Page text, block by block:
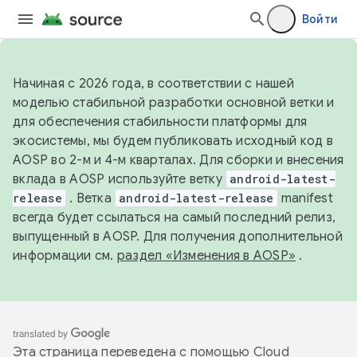
Войти
Начиная с 2026 года, в соответствии с нашей
моделью стабильной разработки основной ветки и
для обеспечения стабильности платформы для
экосистемы, мы будем публиковать исходный код в
AOSP во 2-м и 4-м кварталах. Для сборки и внесения
вклада в AOSP используйте ветку android-latest-
release . Ветка android-latest-release manifest
всегда будет ссылаться на самый последний релиз,
выпущенный в AOSP. Для получения дополнительной
информации см. раздел «Изменения в AOSP» .
Эта страница переведена с помощью Cloud